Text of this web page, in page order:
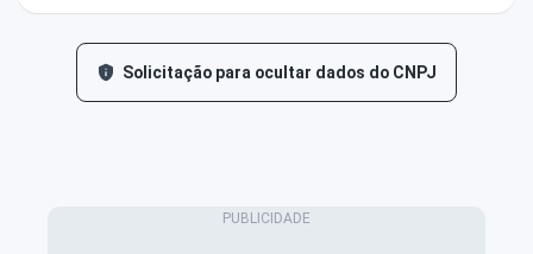
Solicitação para ocultar dados do CNPJ